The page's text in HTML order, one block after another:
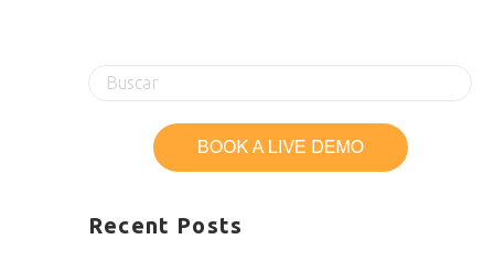
Recent Posts